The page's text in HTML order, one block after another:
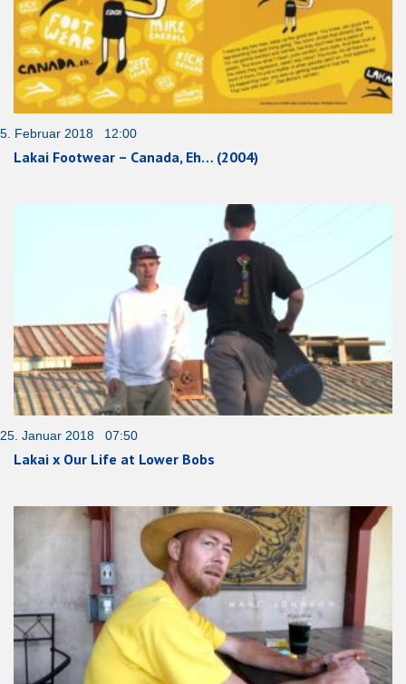
5. Februar 2018 12:00
Lakai Footwear – Canada, Eh… (2004)
25. Januar 2018 07:50
Lakai x Our Life at Lower Bobs